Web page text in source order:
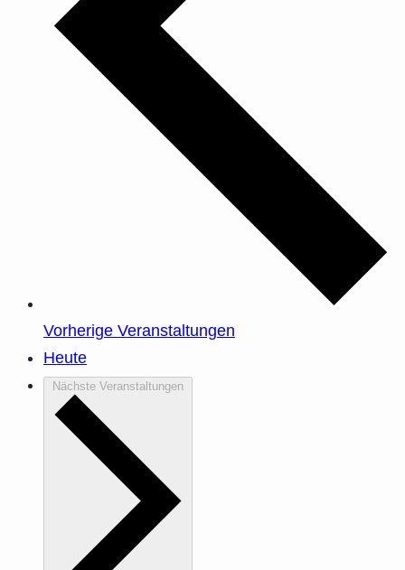
Vorherige Veranstaltungen
Heute
Nächste Veranstaltungen